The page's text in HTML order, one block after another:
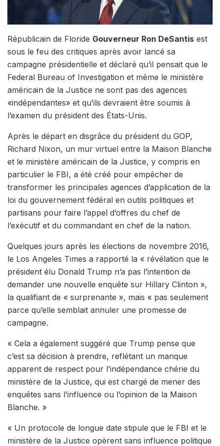
Républicain de Floride Gouverneur Ron DeSantis est
sous le feu des critiques après avoir lancé sa
campagne présidentielle et déclaré qu’il pensait que le
Federal Bureau of Investigation et même le ministère
américain de la Justice ne sont pas des agences
«indépendantes» et qu’ils devraient être soumis à
l’examen du président des États-Unis.
Après le départ en disgrâce du président du GOP,
Richard Nixon, un mur virtuel entre la Maison Blanche
et le ministère américain de la Justice, y compris en
particulier le FBI, a été créé pour empêcher de
transformer les principales agences d’application de la
loi du gouvernement fédéral en outils politiques et
partisans pour faire l’appel d’offres du chef de
l’exécutif et du commandant en chef de la nation.
Quelques jours après les élections de novembre 2016,
le Los Angeles Times a rapporté la « révélation que le
président élu Donald Trump n’a pas l’intention de
demander une nouvelle enquête sur Hillary Clinton »,
la qualifiant de « surprenante », mais « pas seulement
parce qu’elle semblait annuler une promesse de
campagne.
« Cela a également suggéré que Trump pense que
c’est sa décision à prendre, reflétant un manque
apparent de respect pour l’indépendance chérie du
ministère de la Justice, qui est chargé de mener des
enquêtes sans l’influence ou l’opinion de la Maison
Blanche. »
« Un protocole de longue date stipule que le FBI et le
ministère de la Justice opèrent sans influence politique